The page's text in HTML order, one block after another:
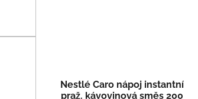
Nestlé Caro nápoj instantní
praž. kávovinová směs 200